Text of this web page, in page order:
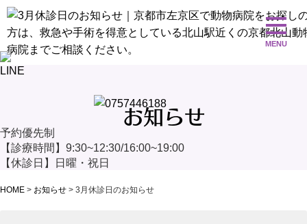
予約優先制
【診療時間】9:30~12:30/16:00~19:00
【休診日】日曜・祝日
お知らせ
HOME > お知らせ > 3月休診日のお知らせ